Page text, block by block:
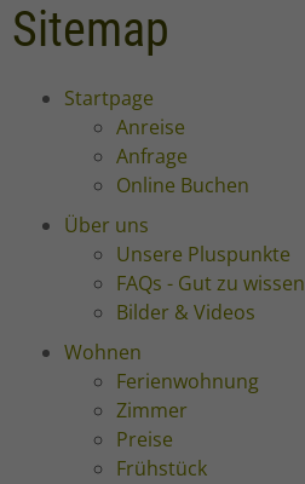
Sitemap
Startpage
Anreise
Anfrage
Online Buchen
Über uns
Unsere Pluspunkte
FAQs - Gut zu wissen
Bilder & Videos
Wohnen
Ferienwohnung
Zimmer
Preise
Frühstück